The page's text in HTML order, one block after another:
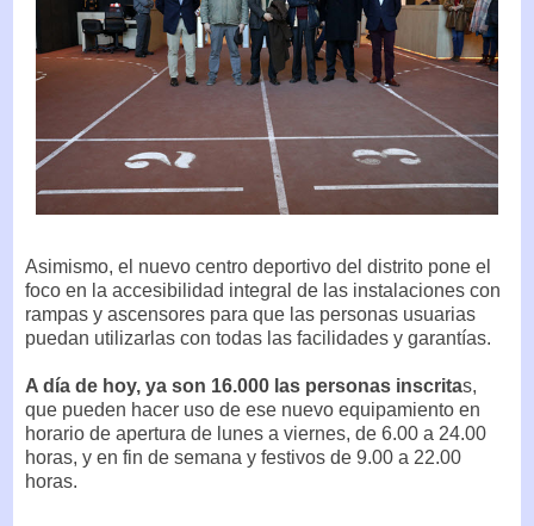
Asimismo, el nuevo centro deportivo del distrito pone el
foco en la accesibilidad integral de las instalaciones con
rampas y ascensores para que las personas usuarias
puedan utilizarlas con todas las facilidades y garantías.
A día de hoy, ya son 16.000 las personas inscritas,
que pueden hacer uso de ese nuevo equipamiento en
horario de apertura de lunes a viernes, de 6.00 a 24.00
horas, y en fin de semana y festivos de 9.00 a 22.00
horas.